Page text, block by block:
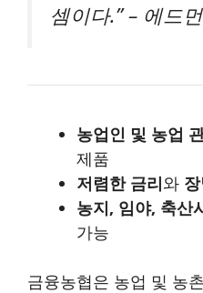
셈이다.” – 에드
농업인 및 농업
제품
저렴한 금리와
농지, 임야, 축산
가능
금융농협은 농업 및 농